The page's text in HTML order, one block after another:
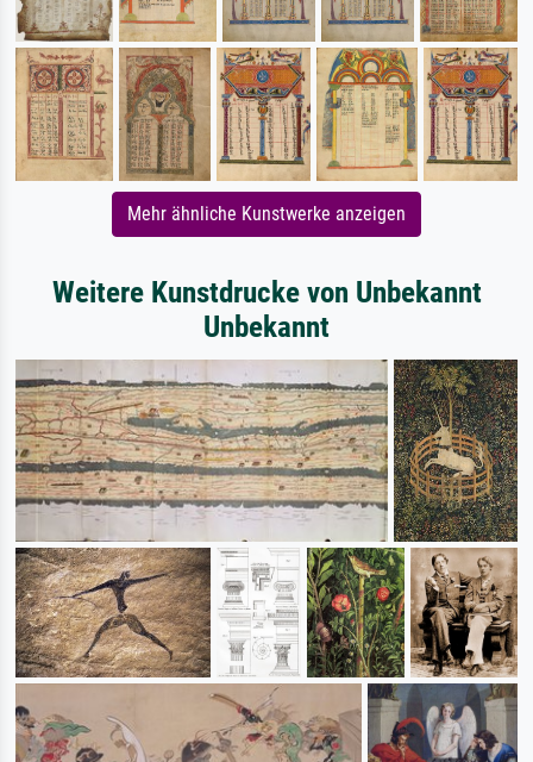
Mehr ähnliche Kunstwerke anzeigen
Weitere Kunstdrucke von Unbekannt
Unbekannt